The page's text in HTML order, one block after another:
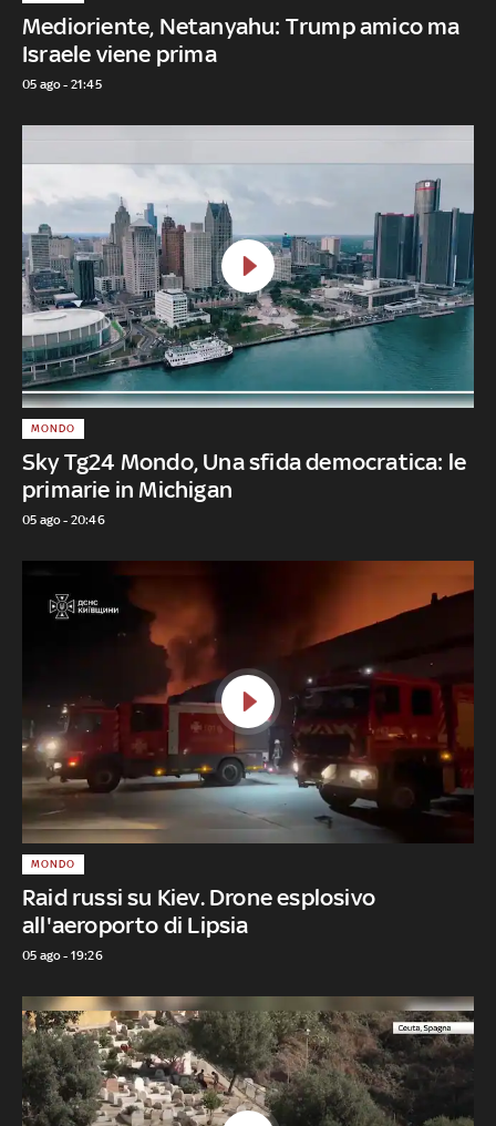
Medioriente, Netanyahu: Trump amico ma
Israele viene prima
05 ago - 21:45
Sky Tg24 Mondo, Una sfida democratica: le
primarie in Michigan
MONDO
05 ago - 20:46
Raid russi su Kiev. Drone esplosivo
all'aeroporto di Lipsia
MONDO
05 ago - 19:26